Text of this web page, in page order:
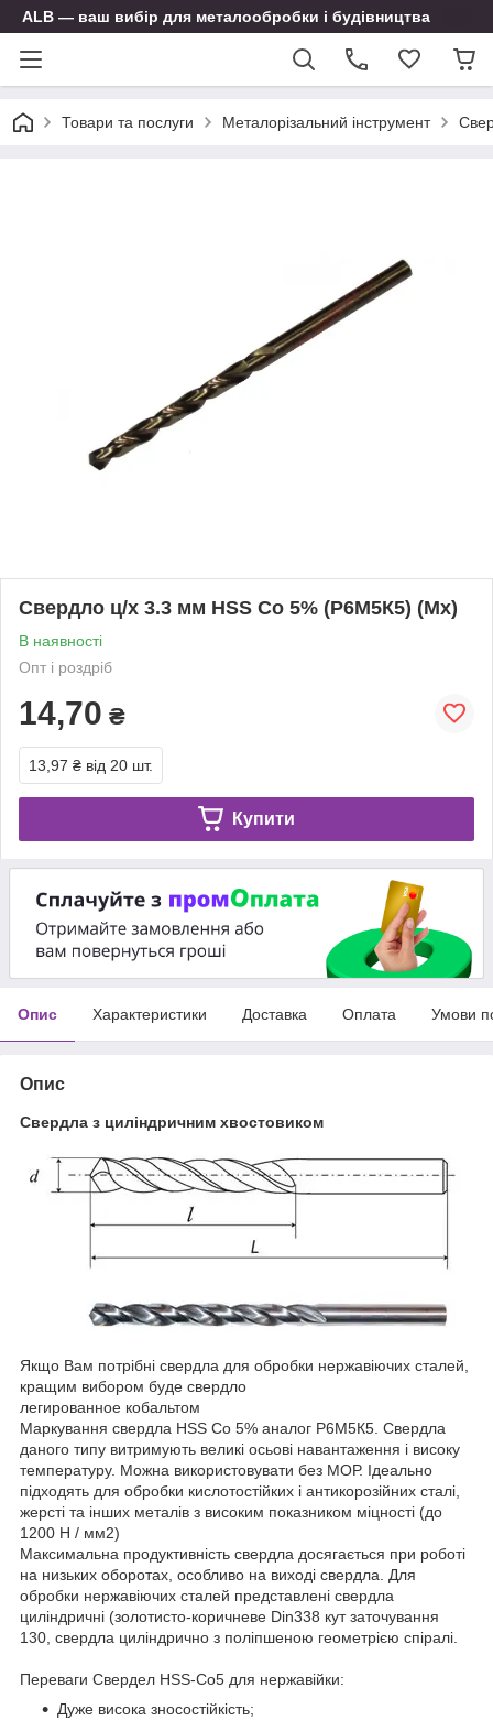
ALB — ваш вибір для металообробки і будівництва
Товари та послуги Металорізальний інструмент
Свердло ц/х 3.3 мм HSS Co 5% (Р6М5К5) (Mx)
В наявності
Опт і роздріб
14,70 ₴
13,97 ₴ від 20 шт.
Купити
Опис Характеристики Доставка Оплата Умови
Опис
Свердла з циліндричним хвостовиком
Якщо Вам потрібні свердла для обробки нержавіючих сталей,
кращим вибором буде свердло
легированное кобальтом
Маркування свердла HSS Co 5% аналог Р6М5К5. Свердла
даного типу витримують великі осьові навантаження і високу
температуру. Можна використовувати без МОР. Ідеально
підходять для обробки кислотостійких і антикорозійних сталі,
жерсті та інших металів з високим показником міцності (до
1200 Н / мм2)
Максимальна продуктивність свердла досягається при роботі
на низьких оборотах, особливо на виході свердла. Для
обробки нержавіючих сталей представлені свердла
циліндричні (золотисто-коричневе Din338 кут заточування
130, свердла циліндрично з поліпшеною геометрією спіралі.
Переваги Свердел HSS-Co5 для нержавійки:
Дуже висока зносостійкість;